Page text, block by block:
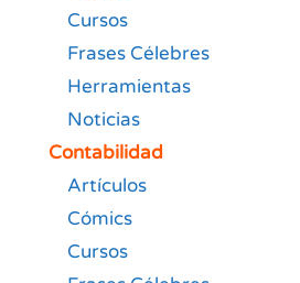
Cursos
Frases Célebres
Herramientas
Noticias
Contabilidad
Artículos
Cómics
Cursos